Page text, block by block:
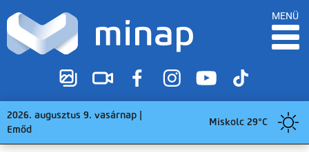
MENÜ
2026. augusztus 9. vasárnap |
Emőd
Miskolc 29°C